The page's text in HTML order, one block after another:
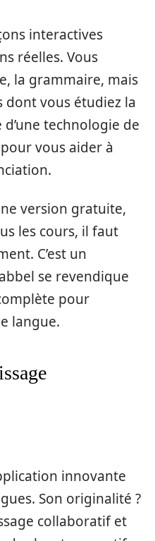
interactives
réelles. Vous
la grammaire, mais
dont vous étudiez la
technologie de
vous aider à
version gratuite,
les cours, il faut
C’est un
se revendique
pour
langue.
innovante
Son originalité ?
collaboratif et